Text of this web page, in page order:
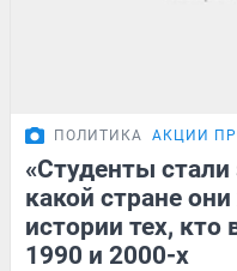
ПОЛИТИКА АКЦИИ
«Студенты
какой стране
истории тех,
1990 и 2000-х